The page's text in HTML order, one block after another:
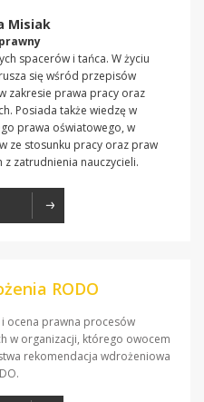
Misiak
spacerów i tańca. W życiu
się wśród przepisów
zakresie prawa pracy oraz
Posiada także wiedzę w
prawa oświatowego, w
ze stosunku pracy oraz praw
zatrudnienia nauczycieli.
RODO
ocena prawna procesów
w organizacji, którego owocem
rekomendacja wdrożeniowa